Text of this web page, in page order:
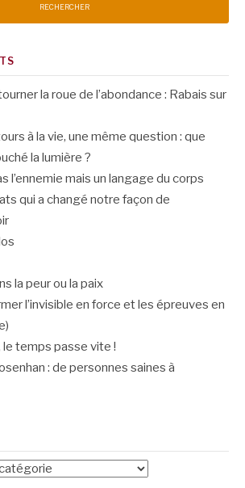
la roue de l’abondance : Rabais sur
à la vie, une même question : que
la lumière ?
l’ennemie mais un langage du corps
qui a changé notre façon de
la peur ou la paix
l’invisible en force et les épreuves en
le temps passe vite !
: de personnes saines à